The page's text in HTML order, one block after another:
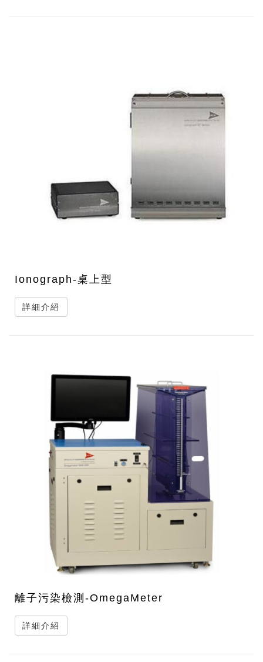
Ionograph-桌上型
詳細介紹
離子污染檢測-OmegaMeter
詳細介紹